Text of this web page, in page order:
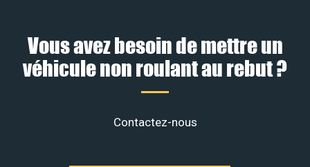
Vous avez besoin de mettre un
véhicule non roulant au rebut ?
Contactez-nous